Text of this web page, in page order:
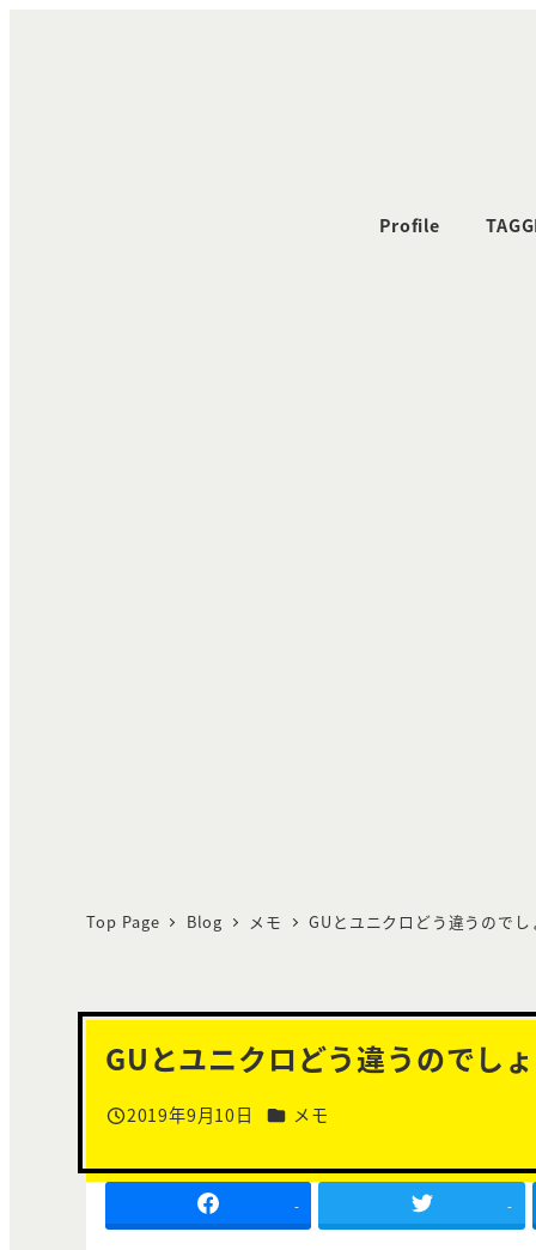
Profile
Top Page Blog メモ GUとユニクロどう違うので
GUとユニクロどう違うのでし
投稿日
2019年9月10日 カテゴリー
メモ
- -